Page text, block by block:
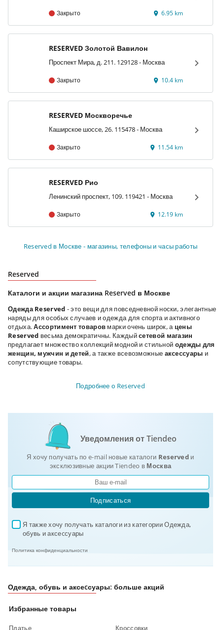
Закрыто 6.95 km
RESERVED Золотой Вавилон
Проспект Мира, д. 211. 129128 - Москва
Закрыто 10.4 km
RESERVED Москворечье
Каширское шоссе, 26. 115478 - Москва
Закрыто 11.54 km
RESERVED Рио
Ленинский проспект, 109. 119421 - Москва
Закрыто 12.19 km
Reserved в Москве - магазины, телефоны и часы работы
Reserved
Каталоги и акции магазина Reserved в Москве
Одежда Reserved - это вещи для повседневной носки, элегантные
наряды для особых случаев и одежда для спорта и активного
отдыха.Ассортимент товаров марки очень широк, а цены
Reserved весьма демократичны. Каждыйсетевой магазин
предлагает множество коллекций модной и стильной одежды для
женщин, мужчин и детей, а также всевозможные аксессуары и
сопутствующие товары.
Подробнее о Reserved
Уведомления от Tiendeo
Я хочу получать по e-mail новые каталоги Reserved и
эксклюзивные акции Tiendeo в Москва
Подписаться
Я также хочу получать каталоги из категории Одежда,
обувь и аксеcсуары
Политика конфиденциальности
Одежда, обувь и аксеcсуары: больше акций
Избранные товары
Платье Кроссовки